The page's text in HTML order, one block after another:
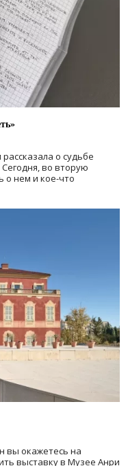
о судьбе
во вторую
о нем и кое-что
вы окажетесь на
выставку в Музее Анри